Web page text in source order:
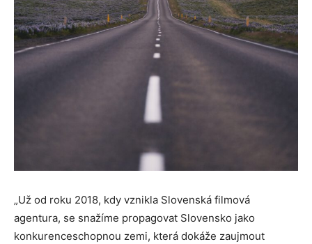
„Už od roku 2018, kdy vznikla Slovenská filmová
agentura, se snažíme propagovat Slovensko jako
konkurenceschopnou zemi, která dokáže zaujmout